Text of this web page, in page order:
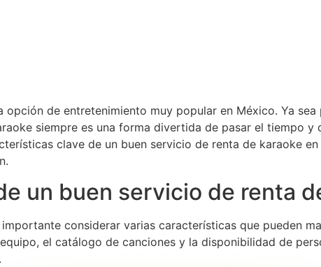
de entretenimiento muy popular en México. Ya
siempre es una forma divertida de pasar el tiempo
clave de un buen servicio de renta de karaoke
un buen servicio de renta
considerar varias características que pueden
el catálogo de canciones y la disponibilidad de